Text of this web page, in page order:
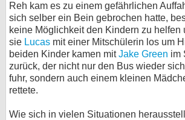
Reh kam es zu einem gefährlichen
sich selber ein Bein gebrochen hatte,
keine Möglichkeit den Kindern zu helfen
sie Lucas mit einer Mitschülerin los um
beiden Kinder kamen mitJake Green im
zurück, der nicht nur den Bus wieder
fuhr, sondern auch einem kleinen
rettete.
Wie sich in vielen Situationen
Gewinnspiele
Forum
bei X